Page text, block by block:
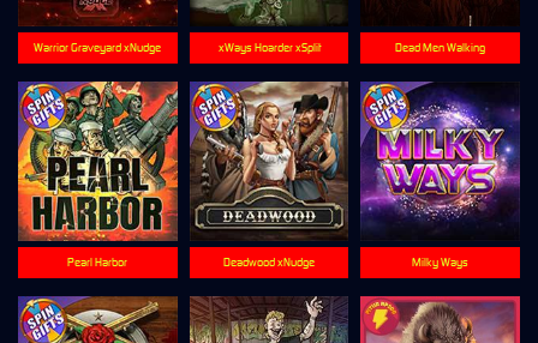
Dead Men Walking
Warrior Graveyard xNudge
Deadwood xNudge Milky Ways
Pearl Harbor
xWays Hoarder xSplit